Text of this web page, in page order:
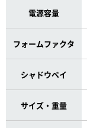
電源容量
フォームファクタ
シャドウベイ
サイズ・重量